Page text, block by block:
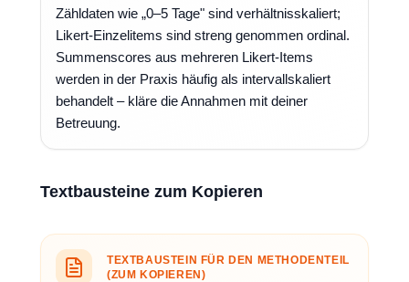
Zähldaten wie „0–5 Tage" sind verhältnisskaliert;
Likert-Einzelitems sind streng genommen ordinal.
Summenscores aus mehreren Likert-Items
werden in der Praxis häufig als intervallskaliert
behandelt – kläre die Annahmen mit deiner
Betreuung.
Textbausteine zum Kopieren
TEXTBAUSTEIN FÜR DEN METHODENTEIL
(ZUM KOPIEREN)